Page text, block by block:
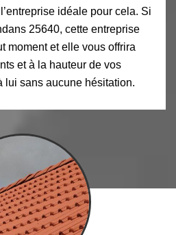
idéale pour cela. Si
25640, cette entreprise
moment et elle vous offrira
et à la hauteur de vos
lui sans aucune hésitation.